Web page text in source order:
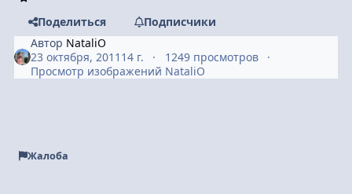
Поделиться
Подписчики
Автор NataliO
23 октября, 2011 14 г.
1249 просмотров
Просмотр изображений NataliO
Жалоба